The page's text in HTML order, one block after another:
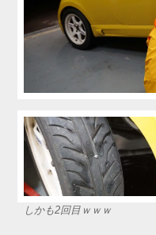
しかも2回目ｗｗｗ